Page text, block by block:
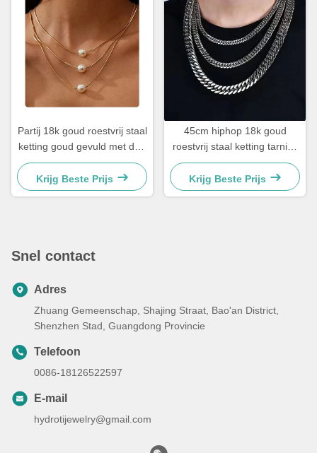
Partij 18k goud roestvrij staal
ketting goud gevuld met drie
lagen halskettingen parel
hanger 17,72 inch
Krijg Beste Prijs
45cm hiphop 18k goud
roestvrij staal ketting tarnish
gratis mens Cubaanse link
ketting
Krijg Beste Prijs
Snel contact
Adres
Zhuang Gemeenschap, Shajing Straat, Bao'an District,
Shenzhen Stad, Guangdong Provincie
Telefoon
0086-18126522597
E-mail
hydrotijewelry@gmail.com